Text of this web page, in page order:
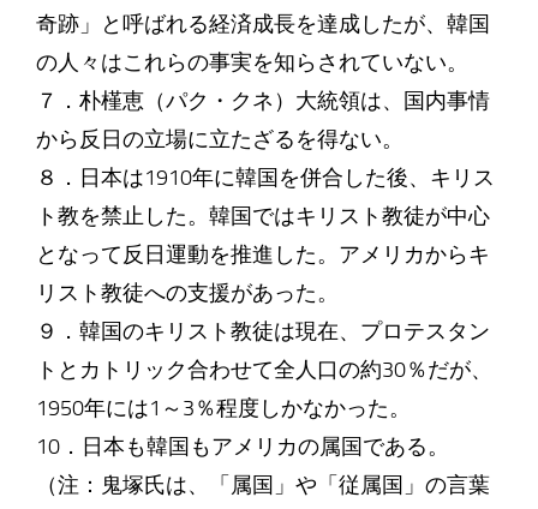
奇跡」と呼ばれる経済成長を達成したが、韓国
の人々はこれらの事実を知らされていない。
７．朴槿恵（パク・クネ）大統領は、国内事情
から反日の立場に立たざるを得ない。
８．日本は1910年に韓国を併合した後、キリス
ト教を禁止した。韓国ではキリスト教徒が中心
となって反日運動を推進した。アメリカからキ
リスト教徒への支援があった。
９．韓国のキリスト教徒は現在、プロテスタン
トとカトリック合わせて全人口の約30％だが、
1950年には1～3％程度しかなかった。
10．日本も韓国もアメリカの属国である。
（注：鬼塚氏は、「属国」や「従属国」の言葉